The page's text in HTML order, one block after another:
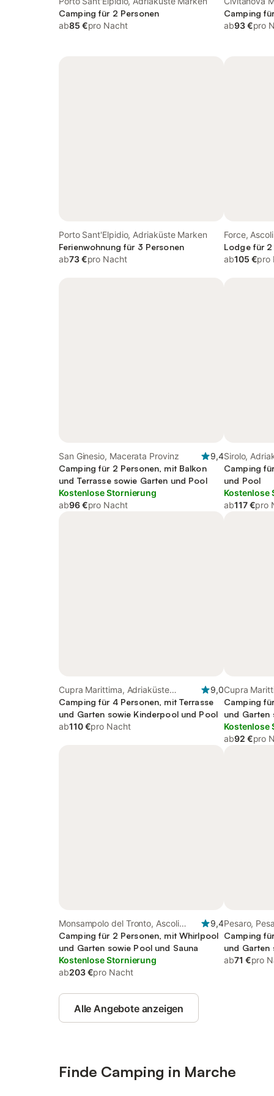
Camping für 2 Personen
ab85 €pro Nacht
Camping
ab93 €pro
Porto Sant'Elpidio, Adriaküste Marken
Ferienwohnung für 3 Personen
ab73 €pro Nacht
Force,
Lodge für 2
ab105 €pro
San Ginesio, Macerata Provinz
9,4
Camping für 2 Personen, mit Balkon
und Terrasse sowie Garten und Pool
Kostenlose Stornierung
ab96 €pro Nacht
Sirolo,
Camping
und Pool
Kostenlose
ab117 €pro
Cupra Marittima, Adriaküste
Marken
9,0
Camping für 4 Personen, mit Terrasse
und Garten sowie Kinderpool und Pool
ab110 €pro Nacht
Cupra
Marken
Camping
und Garten
Kostenlose
ab92 €pro
Monsampolo del Tronto, Ascoli
Piceno Provinz
9,4
Camping für 2 Personen, mit Whirlpool
und Garten sowie Pool und Sauna
Kostenlose Stornierung
ab203 €pro Nacht
Pesaro,
Camping
und Garten
ab71 €pro
Alle Angebote anzeigen
Finde Camping in Marche